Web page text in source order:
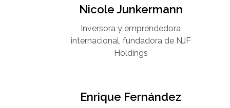
Nicole Junkermann​
Inversora y emprendedora
internacional, fundadora de NJF
Holdings
Enrique Fernández